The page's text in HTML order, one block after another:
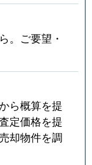
。ご要望・
ら概算を提
定価格を提
却物件を調